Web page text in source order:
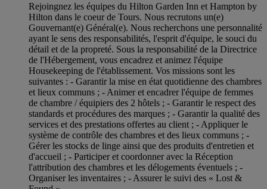
Rejoingnez les équipes du Hilton Garden Inn et Hampton by
Hilton dans le coeur de Tours. Nous recrutons un(e)
Gouvernant(e) Général(e). Nous recherchons une personnalité
ayant le sens des responsabilités, l'esprit d'équipe, le souci du
détail et de la propreté. Sous la responsabilité de la Directrice
de l'Hébergement, vous encadrez et animez l'équipe
Housekeeping de l'établissement. Vos missions sont les
suivantes : - Garantir la mise en état quotidienne des chambres
et lieux communs ; - Animer et encadrer l'équipe de femmes
de chambre / équipiers des 2 hôtels ; - Garantir le respect des
standards et procédures des marques ; - Garantir la qualité des
services et des prestations offertes au client ; - Appliquer le
système de contrôle des chambres et des lieux communs ; -
Gérer les stocks de linge ainsi que des produits d'entretien et
d'accueil ; - Participer et coordonner avec la Réception
l'attribution des chambres et les délogements éventuels ; -
Organiser les inventaires ; - Assurer le suivi des « Lost &